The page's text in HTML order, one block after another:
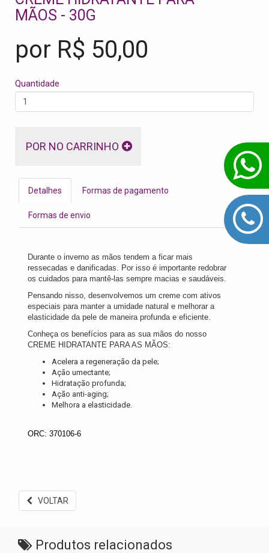
MÃOS - 30G
por R$ 50,00
Quantidade
POR NO CARRINHO
Detalhes Formas de pagamento
Formas de envio
Durante o inverno as mãos tendem a ficar mais
ressecadas e danificadas. Por isso é importante redobrar
os cuidados para mantê-las sempre macias e saudáveis.
Pensando nisso, desenvolvemos um creme com ativos
especiais para manter a umidade natural e melhorar a
elasticidade da pele de maneira profunda e eficiente.
Conheça os benefícios para as sua mãos do nosso
CREME HIDRATANTE PARA AS MÃOS:
Acelera a regeneração da pele;
Ação umectante;
Hidratação profunda;
Ação anti-aging;
Melhora a elasticidade.
ORC: 370106-6
VOLTAR
Produtos relacionados